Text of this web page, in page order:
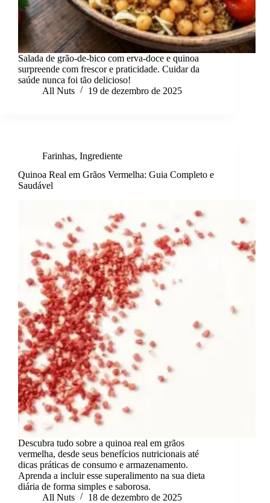
Salada de grão-de-bico com erva-doce e quinoa
surpreende com frescor e praticidade. Cuidar da
saúde nunca foi tão delicioso!
All Nuts
19 de dezembro de 2025
Farinhas, Ingrediente
Quinoa Real em Grãos Vermelha: Guia Completo e
Saudável
Descubra tudo sobre a quinoa real em grãos
vermelha, desde seus benefícios nutricionais até
dicas práticas de consumo e armazenamento.
Aprenda a incluir esse superalimento na sua dieta
diária de forma simples e saborosa.
All Nuts
18 de dezembro de 2025